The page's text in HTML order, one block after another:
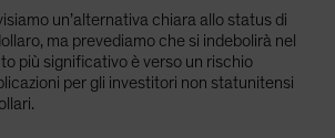
un’alternativa chiara allo status di
ma prevediamo che si indebolirà nel
più significativo è verso un rischio
per gli investitori non statunitensi